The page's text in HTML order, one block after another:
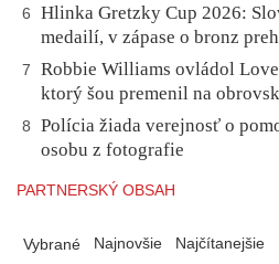
6
Hlinka Gretzky Cup 2026:
medailí, v zápase o bronz
7
Robbie Williams ovládol
ktorý šou premenil na
8
Polícia žiada verejnosť o
osobu z fotografie
PARTNERSKÝ OBSAH
Vybrané Najnovšie Najčítanejšie